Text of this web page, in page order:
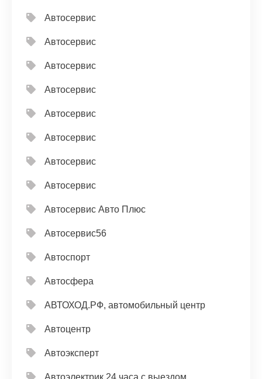
Автосервис
Автосервис
Автосервис
Автосервис
Автосервис
Автосервис
Автосервис
Автосервис
Автосервис Авто Плюс
Автосервис56
Автоспорт
Автосфера
АВТОХОД.РФ, автомобильный центр
Автоцентр
Автоэксперт